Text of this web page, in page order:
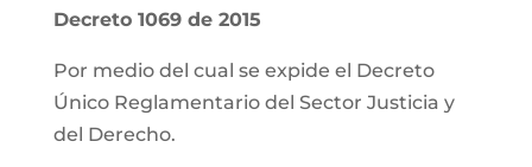
Decreto 1069 de 2015
Por medio del cual se expide el Decreto
Único Reglamentario del Sector Justicia y
del Derecho.